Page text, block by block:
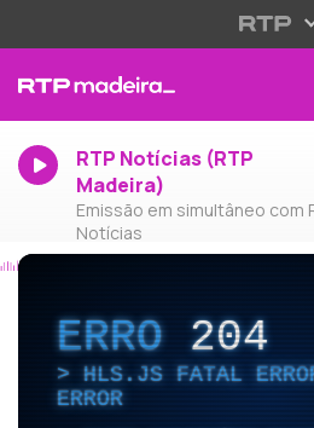
RTP Notícias (RTP
Madeira)
Emissão em simultâneo com
Notícias
ERRO204
HLS.JS FATAL
ERROR